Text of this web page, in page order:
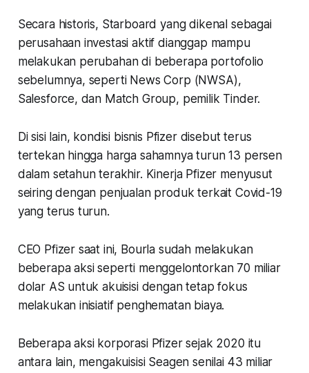
Secara historis, Starboard yang dikenal sebagai
perusahaan investasi aktif dianggap mampu
melakukan perubahan di beberapa portofolio
sebelumnya, seperti News Corp (NWSA),
Salesforce, dan Match Group, pemilik Tinder.
Di sisi lain, kondisi bisnis Pfizer disebut terus
tertekan hingga harga sahamnya turun 13 persen
dalam setahun terakhir. Kinerja Pfizer menyusut
seiring dengan penjualan produk terkait Covid-19
yang terus turun.
CEO Pfizer saat ini, Bourla sudah melakukan
beberapa aksi seperti menggelontorkan 70 miliar
dolar AS untuk akuisisi dengan tetap fokus
melakukan inisiatif penghematan biaya.
Beberapa aksi korporasi Pfizer sejak 2020 itu
antara lain, mengakuisisi Seagen senilai 43 miliar